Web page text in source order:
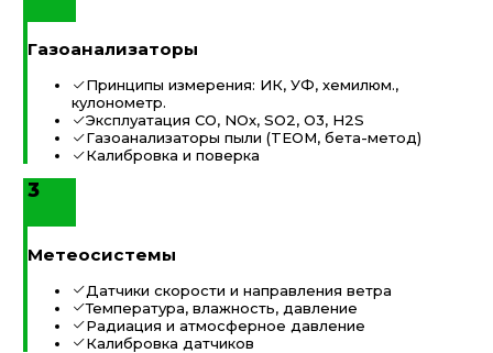
Газоанализаторы
Принципы измерения: ИК, УФ, хемилюм.,
кулонометр.
Эксплуатация СО, NOx, SO2, O3, H2S
Газоанализаторы пыли (TEOM, бета-метод)
Калибровка и поверка
3
Метеосистемы
Датчики скорости и направления ветра
Температура, влажность, давление
Радиация и атмосферное давление
Калибровка датчиков